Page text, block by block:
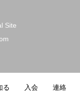
Site
る 入会 連絡